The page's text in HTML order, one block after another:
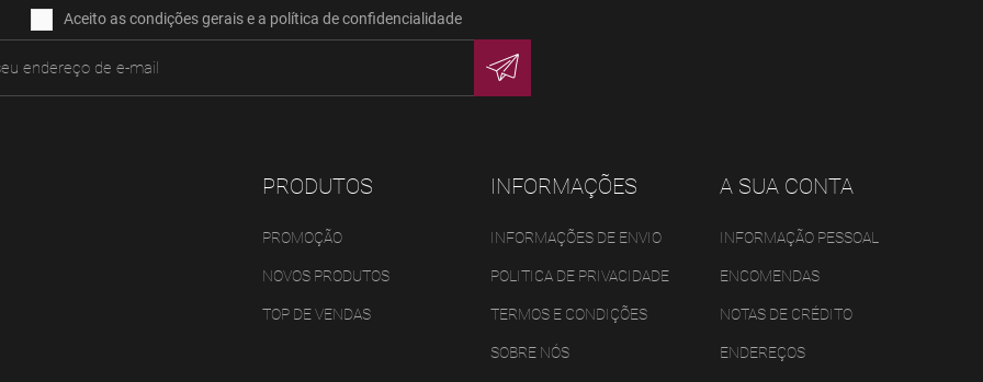
Aceito as condições gerais e a política de confidencialidade
PRODUTOS
PROMOÇÃO
NOVOS PRODUTOS
TOP DE VENDAS
INFORMAÇÕES
INFORMAÇÕES DE ENVIO
POLITICA DE PRIVACIDADE
TERMOS E CONDIÇÕES
SOBRE NÓS
A SUA CONTA
INFORMAÇÃO PESSOAL
ENCOMENDAS
NOTAS DE CRÉDITO
ENDEREÇOS